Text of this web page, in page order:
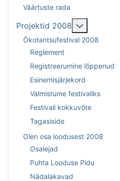
Väärtuste rada
Projektid 2008
Ökotantsufestival 2008
Reglement
Registreerumine lõppenud
Esinemisjärjekord
Valmistume festivaliks
Festivali kokkuvõte
Tagasiside
Olen osa loodusest 2008
Osalejad
Puhta Looduse Pidu
Nädalakavad